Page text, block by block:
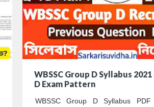
WBSSC Group D Syllabus
D Exam Pattern
WBSSC Group D Syllabus PDF